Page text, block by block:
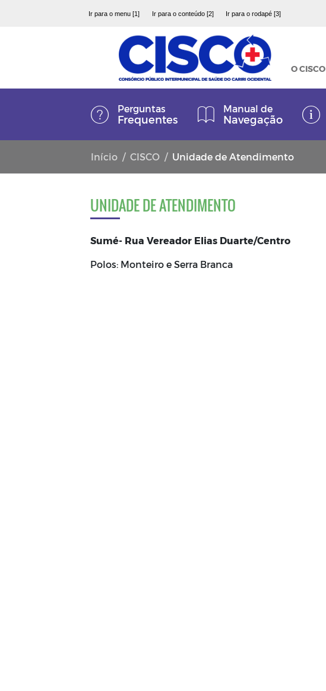
Ir para o menu [1] Ir para o conteúdo [2] Ir para o rodapé [3]
O CISCO
Perguntas
Frequentes
Manual de
Navegação
Início CISCO Unidade de Atendimento
UNIDADE DE ATENDIMENTO
Sumé- Rua Vereador Elias Duarte/Centro
Polos: Monteiro e Serra Branca